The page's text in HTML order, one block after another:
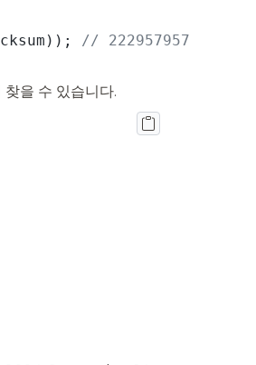
// 222957957
을 수 있습니다.